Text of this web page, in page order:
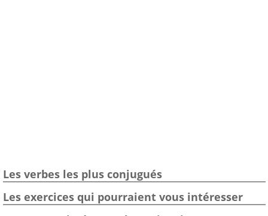
Les verbes les plus conjugués
Les exercices qui pourraient vous intéresser